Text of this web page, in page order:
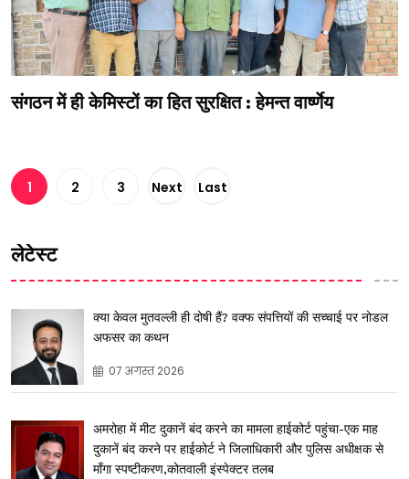
संगठन में ही केमिस्टों का हित सुरक्षित : हेमन्त वार्ष्णेय
1 2 3 Next Last
लेटेस्ट
क्या केवल मुतवल्ली ही दोषी हैं? वक्फ संपत्तियों की सच्चाई पर नोडल
अफसर का कथन
07 अगस्त 2026
अमरोहा में मीट दुकानें बंद करने का मामला हाईकोर्ट पहुंचा-एक माह
दुकानें बंद करने पर हाईकोर्ट ने जिलाधिकारी और पुलिस अधीक्षक से
माँगा स्पष्टीकरण,कोतवाली इंस्पेक्टर तलब